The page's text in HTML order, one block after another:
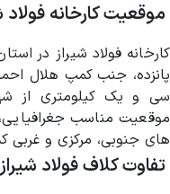
موقعیت کارخانه فولاد
کارخانه فولاد شیراز در
پانزده، جنب کمپ هلال
سی و یک کیلومتری از
موقعیت مناسب
های جنوبی، مرکزی و غربی
تفاوت کلاف فولاد